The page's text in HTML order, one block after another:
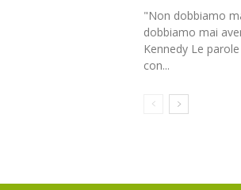
"Non dobbiamo
dobbiamo mai
Kennedy Le
con...